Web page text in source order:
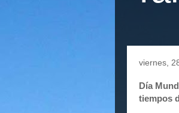
viernes,
Día
tiempos